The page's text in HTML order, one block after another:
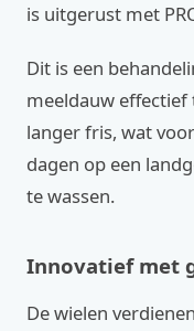
is uitgerust met
Dit is een
meeldauw effectief
langer fris, wat
dagen op een
te wassen.
Innovatief met
De wielen